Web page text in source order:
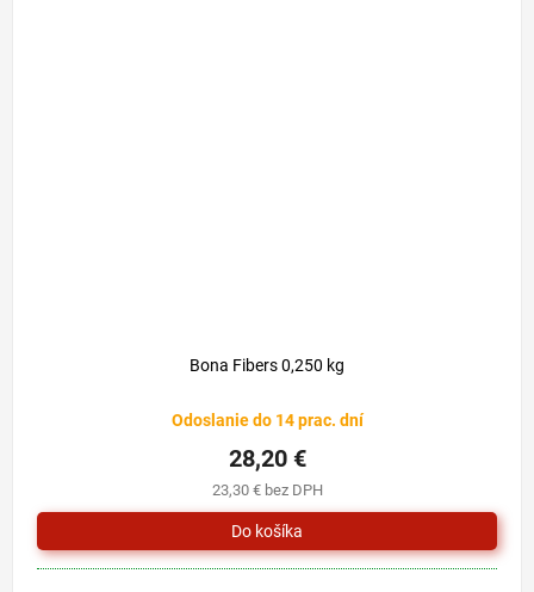
Bona Fibers 0,250 kg
Odoslanie do 14 prac. dní
23,30 € bez DPH
28,20 €